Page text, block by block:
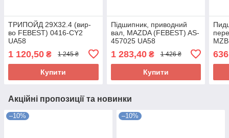
ТРИПОЙД 29X32.4 (вир-
во FEBEST) 0416-CY2
UA58
1 120,50 ₴ 1 245 ₴
Купити
Підшипник, приводний
вал, MAZDA (FEBEST) AS-
457025 UA58
1 283,40₴ 1 426 ₴
Купити
Акційні пропозиції та новинки
–10% –10%